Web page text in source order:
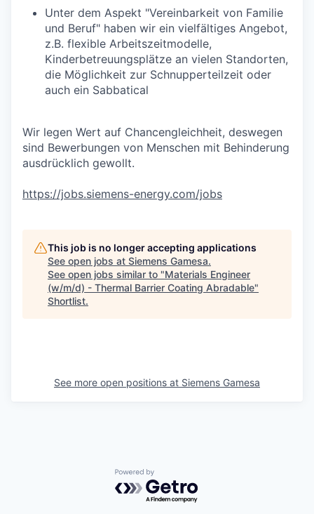
Unter dem Aspekt "Vereinbarkeit von Familie
und Beruf" haben wir ein vielfältiges Angebot,
z.B. flexible Arbeitszeitmodelle,
Kinderbetreuungsplätze an vielen Standorten,
die Möglichkeit zur Schnupperteilzeit oder
auch ein Sabbatical
Wir legen Wert auf Chancengleichheit, deswegen
sind Bewerbungen von Menschen mit Behinderung
ausdrücklich gewollt.
https://jobs.siemens-energy.com/jobs
This job is no longer accepting applications
See open jobs at Siemens Gamesa.
See open jobs similar to "Materials Engineer
(w/m/d) - Thermal Barrier Coating Abradable"
Shortlist.
See more open positions at Siemens Gamesa
Powered by Getro.com